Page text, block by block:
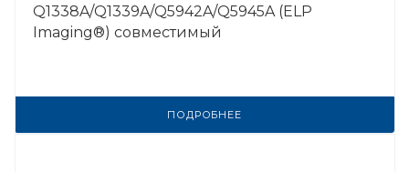
Q1338A/Q1339A/Q5942A/Q5945A (ELP
Imaging®) совместимый
ПОДРОБНЕЕ